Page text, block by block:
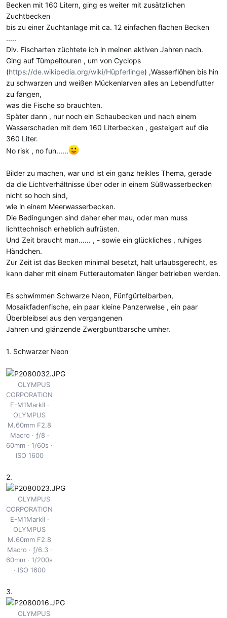
Becken mit 160 Litern, ging es weiter mit zusätzlichen
Zuchtbecken
bis zu einer Zuchtanlage mit ca. 12 einfachen flachen Becken
.....
Div. Fischarten züchtete ich in meinen aktiven Jahren nach.
Ging auf Tümpeltouren , um von Cyclops
(https://de.wikipedia.org/wiki/Hüpferlinge) ,Wasserflöhen bis hin
zu schwarzen und weißen Mückenlarven alles an Lebendfutter
zu fangen,
was die Fische so brauchten.
Später dann , nur noch ein Schaubecken und nach einem
Wasserschaden mit dem 160 Literbecken , gesteigert auf die
360 Liter.
No risk , no fun......
Bilder zu machen, war und ist ein ganz heikles Thema, gerade
da die Lichtverhältnisse über oder in einem Süßwasserbecken
nicht so hoch sind,
wie in einem Meerwasserbecken.
Die Bedingungen sind daher eher mau, oder man muss
lichttechnisch erheblich aufrüsten.
Und Zeit braucht man...... , - sowie ein glückliches , ruhiges
Händchen.
Zur Zeit ist das Becken minimal besetzt, halt urlaubsgerecht, es
kann daher mit einem Futterautomaten länger betrieben werden.
Es schwimmen Schwarze Neon, Fünfgürtelbarben,
Mosaikfadenfische, ein paar kleine Panzerwelse , ein paar
Überbleibsel aus den vergangenen
Jahren und glänzende Zwergbuntbarsche umher.
1. Schwarzer Neon
OLYMPUS
CORPORATION
E-M1MarkII
OLYMPUS
M.60mm F2.8
Macro
ƒ/8
60mm
1/60s
ISO 1600
2.
OLYMPUS
CORPORATION
E-M1MarkII
OLYMPUS
M.60mm F2.8
Macro
ƒ/6.3
60mm
1/200s
ISO 1600
3.
OLYMPUS